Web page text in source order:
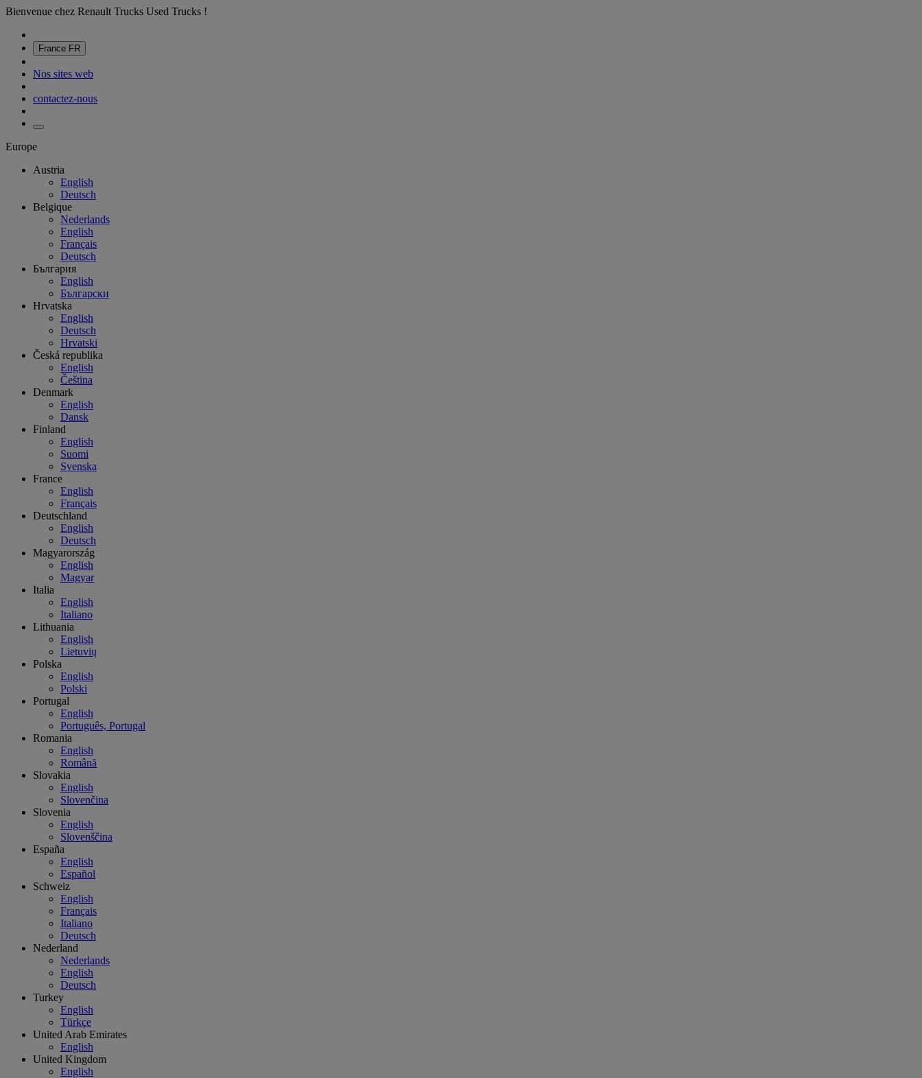
Bienvenue chez Renault Trucks Used Trucks !
France FR
Nos sites web
contactez-nous
Europe
Austria
English
Deutsch
Belgique
Nederlands
English
Français
Deutsch
България
English
Български
Hrvatska
English
Deutsch
Hrvatski
Česká republika
English
Čeština
Denmark
English
Dansk
Finland
English
Suomi
Svenska
France
English
Français
Deutschland
English
Deutsch
Magyarország
English
Magyar
Italia
English
Italiano
Lithuania
English
Lietuvių
Polska
English
Polski
Portugal
English
Português, Portugal
Romania
English
Română
Slovakia
English
Slovenčina
Slovenia
English
Slovenščina
España
English
Español
Schweiz
English
Français
Italiano
Deutsch
Nederland
Nederlands
English
Deutsch
Turkey
English
Türkçe
United Arab Emirates
English
United Kingdom
English